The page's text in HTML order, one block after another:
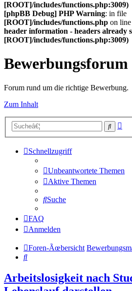
[ROOT]/includes/functions.php:3009)
[phpBB Debug] PHP Warning: in file
[ROOT]/includes/functions.php on line
header information - headers already
[ROOT]/includes/functions.php:3009)
Bewerbungsforum
Forum rund um die richtige Bewerbung.
Zum Inhalt
Suche
Schnellzugriff
Unbeantwortete Themen
Aktive Themen
Suche
FAQ
Anmelden
Foren-Ãœbersicht
Suche
Arbeitslosigkeit nach